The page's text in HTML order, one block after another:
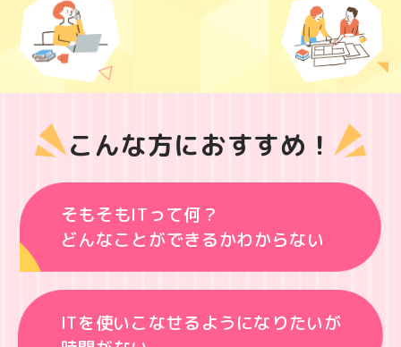
こんな方におすすめ！
そもそもITって何？
どんなことができるかわからない
ITを使いこなせるようになりたいが